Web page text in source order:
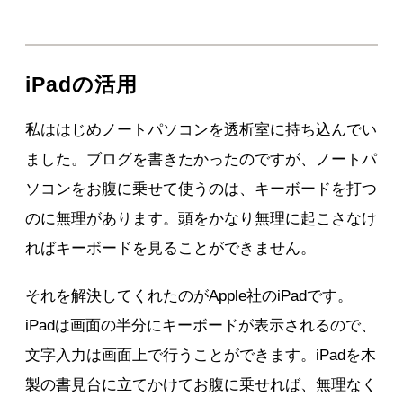
iPadの活用
私ははじめノートパソコンを透析室に持ち込んでい
ました。ブログを書きたかったのですが、ノートパ
ソコンをお腹に乗せて使うのは、キーボードを打つ
のに無理があります。頭をかなり無理に起こさなけ
ればキーボードを見ることができません。
それを解決してくれたのがApple社のiPadです。
iPadは画面の半分にキーボードが表示されるので、
文字入力は画面上で行うことができます。iPadを木
製の書見台に立てかけてお腹に乗せれば、無理なく